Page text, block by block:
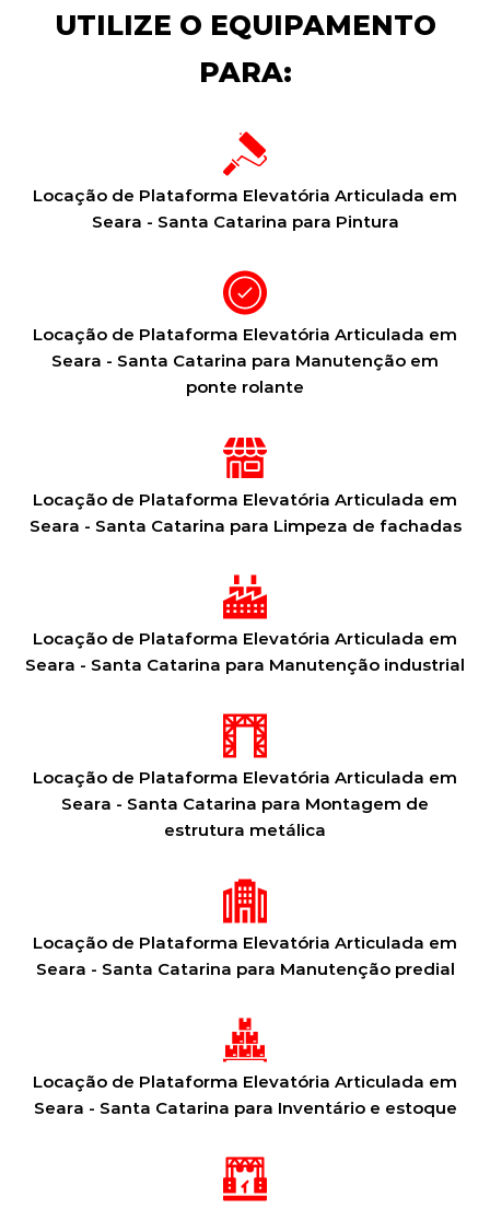
UTILIZE O EQUIPAMENTO
PARA:
Locação de Plataforma Elevatória Articulada em
Seara - Santa Catarina para Pintura
Locação de Plataforma Elevatória Articulada em
Seara - Santa Catarina para Manutenção em
ponte rolante
Locação de Plataforma Elevatória Articulada em
Seara - Santa Catarina para Limpeza de fachadas
Locação de Plataforma Elevatória Articulada em
Seara - Santa Catarina para Manutenção industrial
Locação de Plataforma Elevatória Articulada em
Seara - Santa Catarina para Montagem de
estrutura metálica
Locação de Plataforma Elevatória Articulada em
Seara - Santa Catarina para Manutenção predial
Locação de Plataforma Elevatória Articulada em
Seara - Santa Catarina para Inventário e estoque